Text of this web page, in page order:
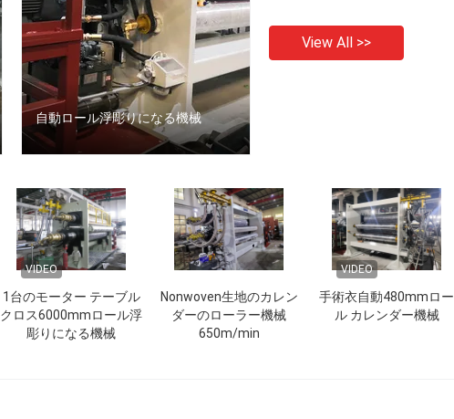
自動ロール浮彫りになる機械
View All >>
VIDEO
1台のモーター テーブル
クロス6000mmロール浮
彫りになる機械
Nonwoven生地のカレン
ダーのローラー機械
650m/min
VIDEO
手術衣自動480mmロー
ル カレンダー機械